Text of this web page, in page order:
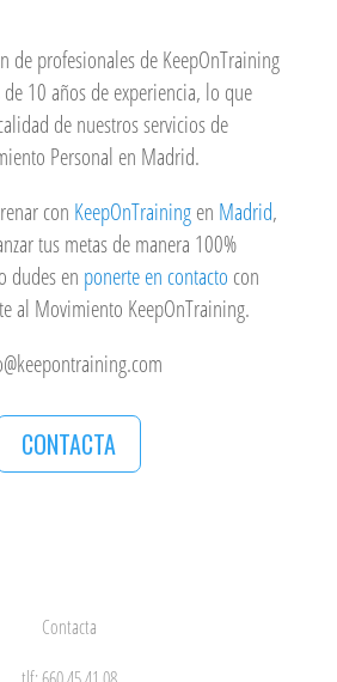
de profesionales de KeepOnTraining
10 años de experiencia, lo que
de nuestros servicios de
Personal en Madrid.
con KeepOnTrainingen Madrid,
tus metas de manera 100%
dudes en ponerte en contacto con
al Movimiento KeepOnTraining.
CONTACTA
Contacta